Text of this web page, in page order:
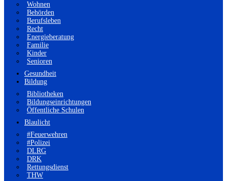
Wohnen
Behörden
Berufsleben
Recht
Energieberatung
Familie
Kinder
Senioren
Gesundheit
Bildung
Bibliotheken
Bildungseinrichtungen
Öffentliche Schulen
Blaulicht
#Feuerwehren
#Polizei
DLRG
DRK
Rettungsdienst
THW